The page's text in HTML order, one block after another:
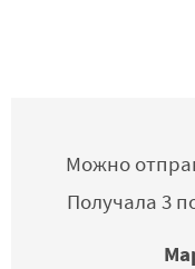
Можно
Получала 3